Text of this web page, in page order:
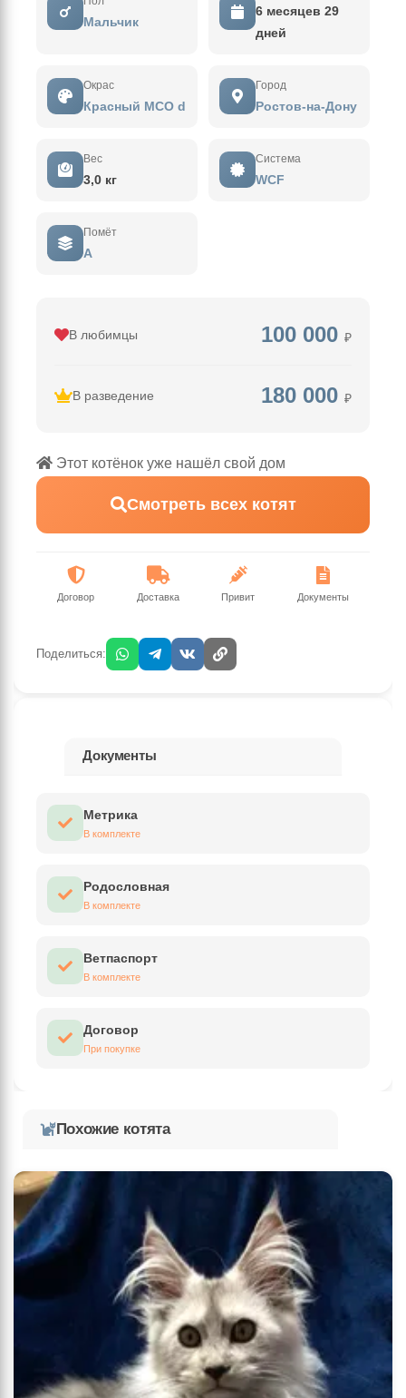
Мальчик
6 месяцев 29
дней
Окрас
Красный MCO d
Город
Ростов-на-Дону
Вес
3,0 кг
Система
WCF
Помёт
А
В любимцы 100 000 ₽
В разведение 180 000 ₽
Этот котёнок уже нашёл свой дом
Смотреть всех котят
Договор Доставка Привит Документы
Поделиться:
Документы
Метрика
В комплекте
Родословная
В комплекте
Ветпаспорт
В комплекте
Договор
При покупке
Похожие котята